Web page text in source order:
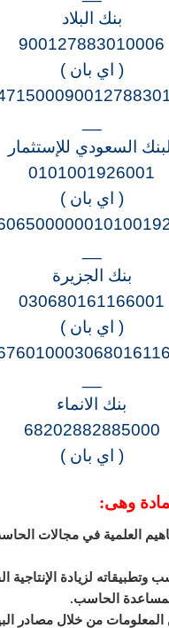
بنك البلاد
900127883010006
( اي بان )
السعودي للإستثمار
0101001926001
( اي بان )
بنك الجزيرة
030680161166001
( اي بان )
بنك الانماء
68202882885000
( اي بان )
وهى:
العلمية في مجالات
من خلال مصادر